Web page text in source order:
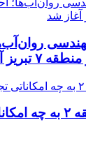
آغاز شد
پارک شهید پاشائی